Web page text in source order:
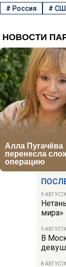
9
мира»
9
В
8
# Россия #